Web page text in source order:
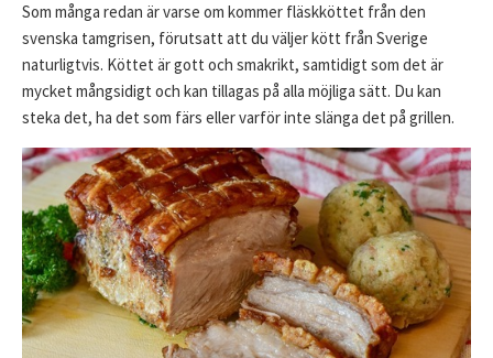
Som många redan är varse om kommer fläskköttet från den
svenska tamgrisen, förutsatt att du väljer kött från Sverige
naturligtvis. Köttet är gott och smakrikt, samtidigt som det är
mycket mångsidigt och kan tillagas på alla möjliga sätt. Du kan
steka det, ha det som färs eller varför inte slänga det på grillen.